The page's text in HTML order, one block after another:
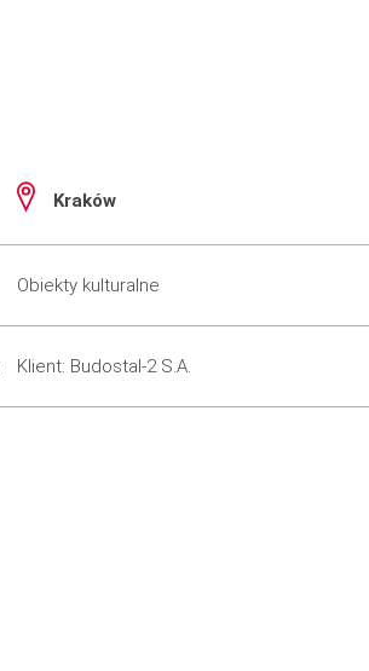
Kraków
Obiekty kulturalne
Klient: Budostal-2 S.A.